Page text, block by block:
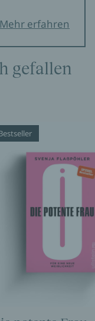
Mehr erfahren
gefallen